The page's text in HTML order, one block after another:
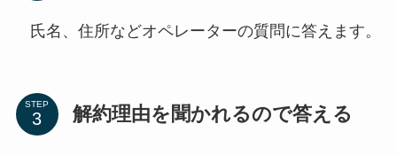
氏名、住所などオペレーターの質問に答えます。
STEP 解約理由を聞かれるので答える